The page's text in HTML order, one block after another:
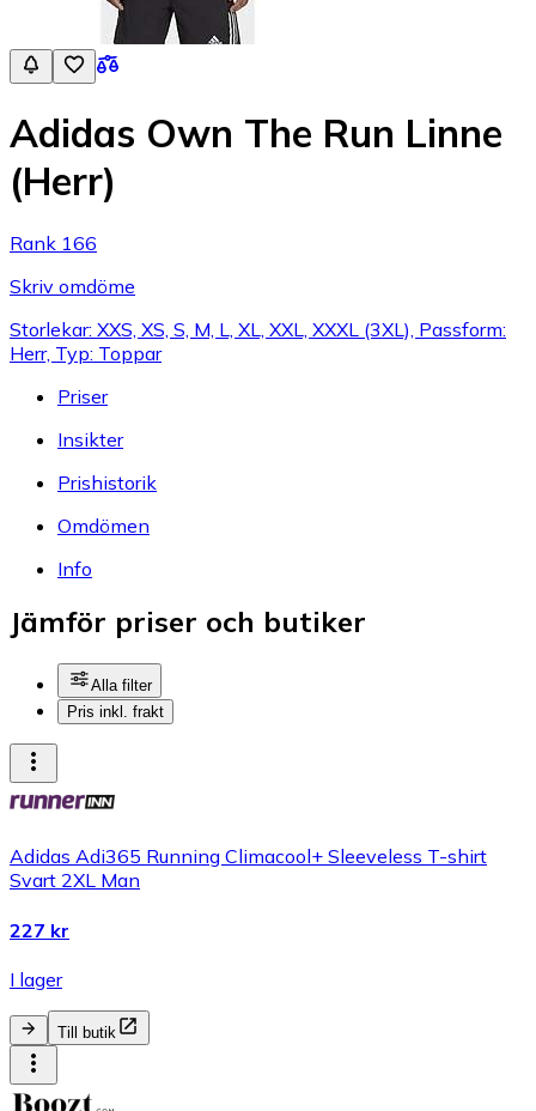
Adidas Own The Run Linne
(Herr)
Rank 166
Skriv omdöme
Storlekar: XXS, XS, S, M, L, XL, XXL, XXXL (3XL), Passform:
Herr, Typ: Toppar
Priser
Insikter
Prishistorik
Omdömen
Info
Jämför priser och butiker
Alla filter
Pris inkl. frakt
Adidas Adi365 Running Climacool+ Sleeveless T-shirt
Svart 2XL Man
227 kr
I lager
Till butik